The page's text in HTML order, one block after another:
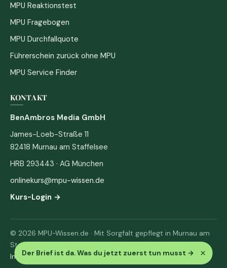
Der Brief ist da. Was du jetzt zuerst tun musst → ×
MPU Reaktionstest
MPU Fragebogen
MPU Durchfallquote
Führerschein zurück ohne MPU
MPU Service Finder
KONTAKT
BenAmbros Media GmbH
James-Loeb-Straße 11
82418 Murnau am Staffelsee
HRB 293443 · AG München
onlinekurs@mpu-wissen.de
Kurs-Login →
© 2026 MPU-Wissen.de · Mit Sorgfalt gepflegt in Murnau am
Staffelsee
Impressum· Datenschutz & AGB